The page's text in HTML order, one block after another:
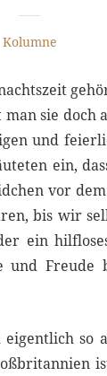
Kolumne
sie doch
und
ein,
vor
bis wir
ein
Freude
so